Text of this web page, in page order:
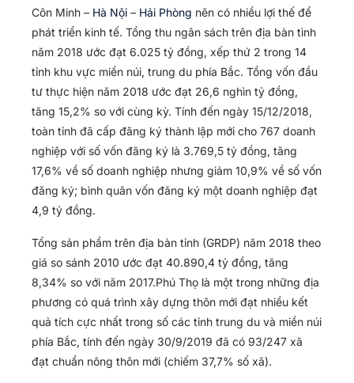
Côn Minh – Hà Nội – Hải Phòng nên có nhiều lợi thế để
phát triển kinh tế. Tổng thu ngân sách trên địa bàn tình
năm 2018 ước đạt 6.025 tỷ đồng, xếp thứ 2 trong 14
tỉnh khu vực miền núi, trung du phía Bắc. Tổng vốn đầu
tư thực hiện năm 2018 ước đạt 26,6 nghìn tỷ đồng,
tăng 15,2% so với cùng kỳ. Tính đến ngày 15/12/2018,
toàn tỉnh đã cấp đăng ký thành lập mới cho 767 doanh
nghiệp với số vốn đăng ký là 3.769,5 tỷ đồng, tăng
17,6% về số doanh nghiệp nhưng giảm 10,9% về số vốn
đăng ký; bình quân vốn đăng ký một doanh nghiệp đạt
4,9 tỷ đồng.
Tổng sản phẩm trên địa bàn tỉnh (GRDP) năm 2018 theo
giá so sánh 2010 ước đạt 40.890,4 tỷ đồng, tăng
8,34% so với năm 2017.Phú Thọ là một trong những địa
phương có quá trình xây dựng thôn mới đạt nhiều kết
quả tích cực nhất trong số các tỉnh trung du và miền núi
phía Bắc, tính đến ngày 30/9/2019 đã có 93/247 xã
đạt chuẩn nông thôn mới (chiếm 37,7% số xã).